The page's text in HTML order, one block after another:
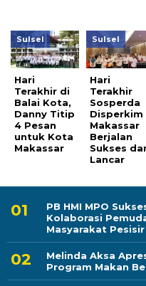
Sulsel
Hari
Terakhir di
Balai Kota,
Danny Titip
4 Pesan
untuk Kota
Makassar
Sulsel
Hari
Terakhir
Sosperda
Disperkim
Makassar
Berjalan
Sukses
Lancar
PB HMI MPO
Kolaborasi
Masyarakat Pesisir
Melinda Aksa
Program Makan